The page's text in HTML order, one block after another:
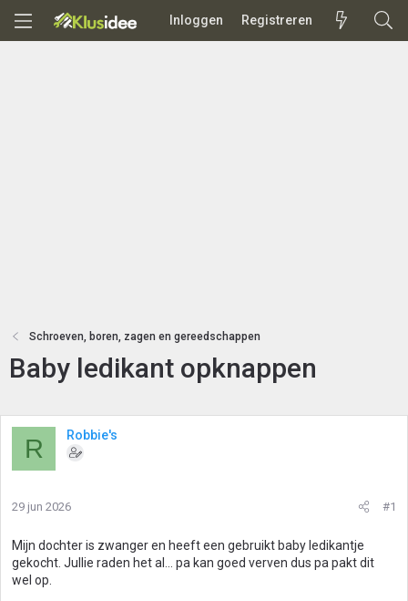
Inloggen Registreren
Schroeven, boren, zagen en gereedschappen
Baby ledikant opknappen
R Robbie's
29 jun 2026 #1
Mijn dochter is zwanger en heeft een gebruikt baby ledikantje
gekocht. Jullie raden het al... pa kan goed verven dus pa pakt dit
wel op.